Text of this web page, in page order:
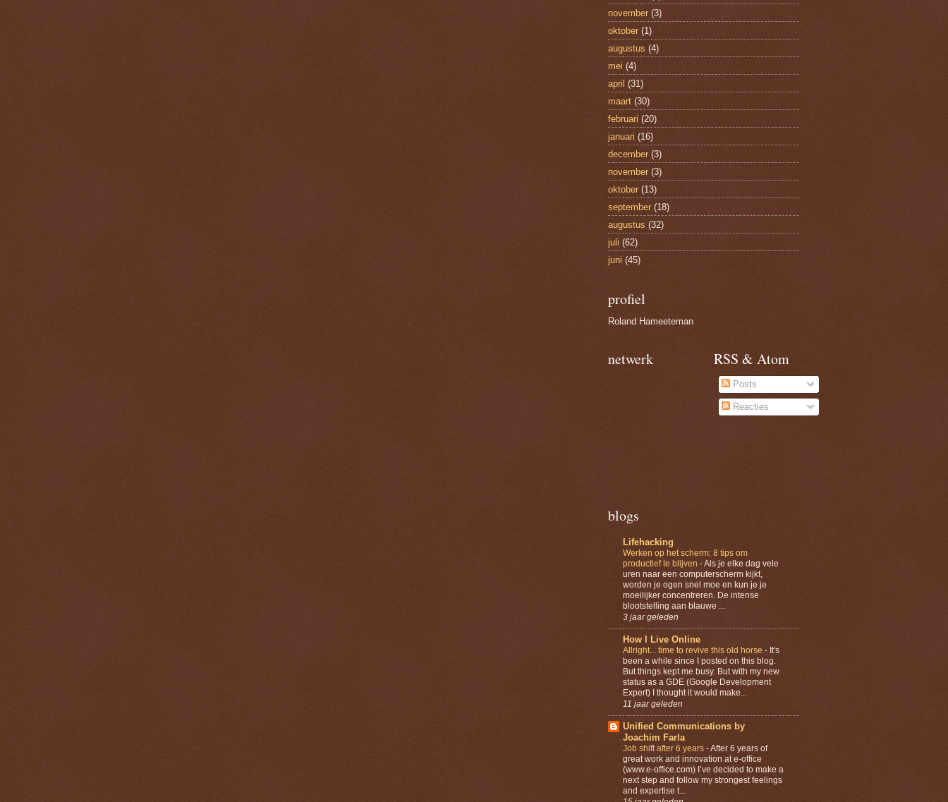
november (3)
oktober (1)
augustus (4)
mei (4)
april (31)
maart (30)
februari (20)
januari (16)
december (3)
november (3)
oktober (13)
september (18)
augustus (32)
juli (62)
juni (45)
profiel
Roland Hameeteman
netwerk RSS & Atom
Posts
Reacties
blogs
Lifehacking
Werken op het scherm: 8 tips om
productief te blijven -Als je elke dag vele
uren naar een computerscherm kijkt,
worden je ogen snel moe en kun je je
moeilijker concentreren. De intense
blootstelling aan blauwe ...
3 jaar geleden
How I Live Online
Allright... time to revive this old horse - It's
been a while since I posted on this blog.
But things kept me busy. But with my new
status as a GDE (Google Development
Expert) I thought it would make...
11 jaar geleden
Unified Communications by
Joachim Farla
Job shift after 6 years -After 6 years of
great work and innovation at e-office
(www.e-office.com) I’ve decided to make a
next step and follow my strongest feelings
and expertise t...